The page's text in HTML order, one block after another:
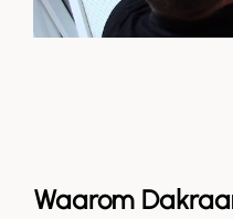
Waarom